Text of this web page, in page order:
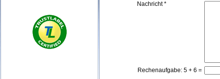
Nachricht *
Rechenaufgabe: 5 + 6 =